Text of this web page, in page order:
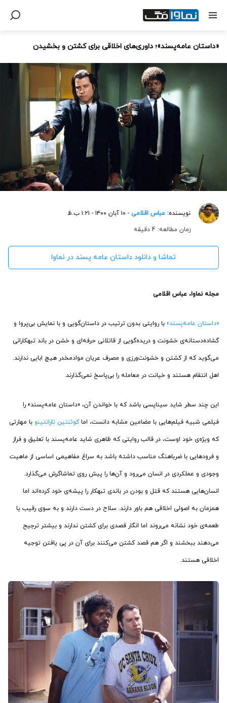
«داستان عامه‌پسند»؛ داوری‌های اخلاقی برای کشتن و بخشیدن
نویسنده: عباس اقلامی - ۱۰ آبان ۱۴۰۰ - ۱:۲۱ ب.ظ
زمان مطالعه: 4 دقیقه
تماشا و دانلود داستان عامه پسند در نماوا
مجله نماوا، عباس اقلامی
«داستان عامه‌پسند» با روایتی بدون ترتیب در داستان‌گویی و با نمایش بی‌پروا و
گشاده‌دستانه‌ی خشونت و دریده‌گویی از قاتلانی حرفه‌ای و خشن در باند تبهکارانی
می‌گوید که از کشتن و خشونت‌ورزی و مصرف عریان موادمخدر هیچ ابایی ندارند.
اهل انتقام هستند و خیانت در معامله را بی‌پاسخ نمی‌گذارند.
این چند سطر شاید سیناپسی باشد که با خواندن آن، «داستان عامه‌پسند» را
فیلمی شبیه فیلم‌هایی با مضامین مشابه دانست، اماکوئنتین تارانتینو با مهارتی
که ویژه‌ی خود اوست، در قالب روایتی که ظاهری شاید عامه‌پسند با تعلیق و فراز
و فرودهایی با ضرباهنگ مناسب داشته باشد به سراغ مفاهیمی اساسی از ماهیت
وجودی و عملکردی در انسان می‌رود و آن‌ها را پیش روی تماشاگرش می‌گذارد.
انسان‌هایی هستند که قتل و بودن در باندی تبهکار را پیشه‌ی خود کرده‌اند اما
همزمان به اصولی اخلاقی هم باور دارند. سلاح در دست دارند و به سوی رقیب یا
طعمه‌ی خود نشانه می‌روند اما انگار قصدی برای کشتن ندارند و بیشتر ترجیح
می‌دهند ببخشند و اگر هم قصد کشتن می‌کنند برای آن در پی یافتن توجیه
اخلاقی هستند.